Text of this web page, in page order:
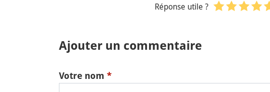
Réponse utile ?
Ajouter un commentaire
Votre nom *